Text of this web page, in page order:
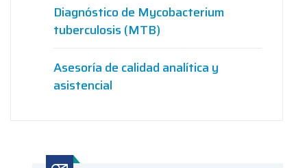
Diagnóstico de Mycobacterium
tuberculosis (MTB)
Asesoría de calidad analítica y
asistencial